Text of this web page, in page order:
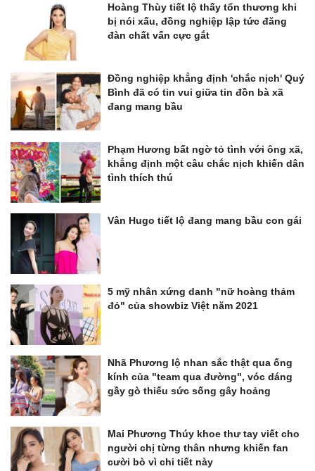
Hoàng Thùy tiết lộ thấy tổn thương khi
bị nói xấu, đồng nghiệp lập tức đăng
đàn chất vấn cực gắt
Đồng nghiệp khẳng định 'chắc nịch' Quý
Bình đã có tin vui giữa tin đồn bà xã
đang mang bầu
Phạm Hương bất ngờ tỏ tình với ông xã,
khẳng định một câu chắc nịch khiến dân
tình thích thú
Vân Hugo tiết lộ đang mang bầu con gái
5 mỹ nhân xứng danh "nữ hoàng thảm
đỏ" của showbiz Việt năm 2021
Nhã Phương lộ nhan sắc thật qua ống
kính của "team qua đường", vóc dáng
gầy gò thiếu sức sống gây hoảng
Mai Phương Thúy khoe thư tay viết cho
người chị từng thân nhưng khiến fan
cười bò vì chi tiết này